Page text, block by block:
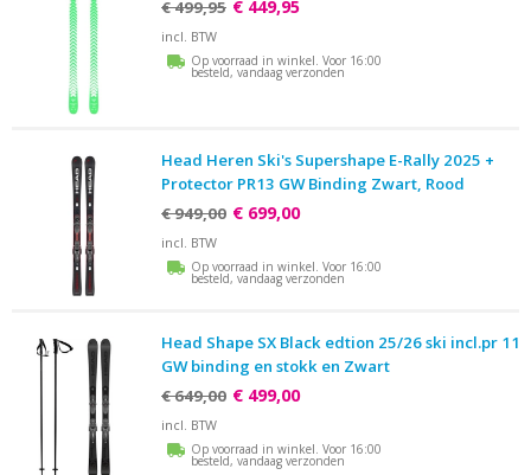
€ 499,95 € 449,95
incl. BTW
Op voorraad in winkel. Voor 16:00
besteld, vandaag verzonden
Head Heren Ski's Supershape E-Rally 2025 +
Protector PR13 GW Binding Zwart, Rood
€ 949,00 € 699,00
incl. BTW
Op voorraad in winkel. Voor 16:00
besteld, vandaag verzonden
Head Shape SX Black edtion 25/26 ski incl.pr 11
GW binding en stokk en Zwart
€ 649,00 € 499,00
incl. BTW
Op voorraad in winkel. Voor 16:00
besteld, vandaag verzonden